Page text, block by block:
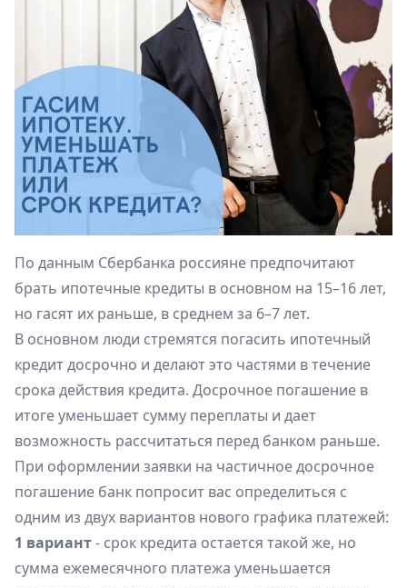
По данным Сбербанка россияне предпочитают
брать ипотечные кредиты в основном на 15–16 лет,
но гасят их раньше, в среднем за 6–7 лет.
В основном люди стремятся погасить ипотечный
кредит досрочно и делают это частями в течение
срока действия кредита. Досрочное погашение в
итоге уменьшает сумму переплаты и дает
возможность рассчитаться перед банком раньше.
При оформлении заявки на частичное досрочное
погашение банк попросит вас определиться с
одним из двух вариантов нового графика платежей:
1 вариант- срок кредита остается такой же, но
сумма ежемесячного платежа уменьшается